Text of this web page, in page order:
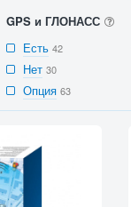
GPS и ГЛОНАСС
Есть 42
Нет 30
Опция 63